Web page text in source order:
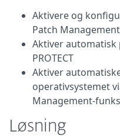
Aktivere og
Patch
Aktiver automatisk
PROTECT
Aktiver
operativsystemet
Management-
Løsning